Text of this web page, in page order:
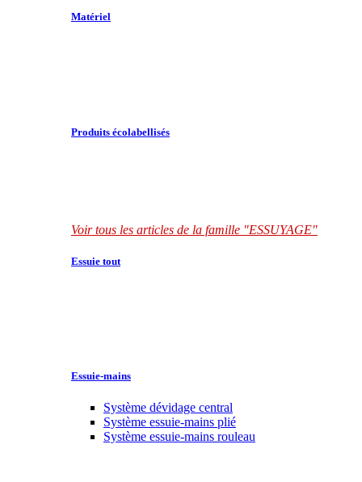
Matériel
Produits écolabellisés
Voir tous les articles de la famille "ESSUYAGE"
Essuie tout
Essuie-mains
Système dévidage central
Système essuie-mains plié
Système essuie-mains rouleau